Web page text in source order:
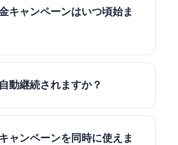
キャンペーンはいつ頃始ま
動継続されますか？
ャンペーンを同時に使えま